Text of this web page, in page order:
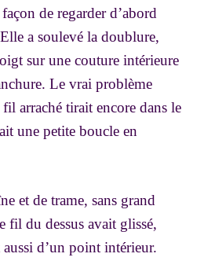
de regarder d’abord
a soulevé la doublure,
sur une couture intérieure
Le vrai problème
arraché tirait encore dans le
une petite boucle en
et de trame, sans grand
fil du dessus avait glissé,
d’un point intérieur.